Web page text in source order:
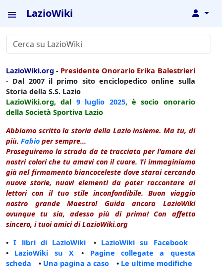
LazioWiki ↓
LazioWiki.org - Presidente Onorario Erika Balestrieri
- Dal 2007 il primo sito enciclopedico online sulla
Storia della S.S. Lazio
LazioWiki.org, dal 9 luglio 2025, è socio onorario
della Società Sportiva Lazio
Abbiamo scritto la storia della Lazio insieme. Ma tu, di
più. Fabio per sempre...
Proseguiremo la strada da te tracciata per l'amore dei
nostri colori che tu amavi con il cuore. Ti immaginiamo
già nel firmamento biancoceleste dove starai cercando
nuove storie, nuovi elementi da poter raccontare ai
lettori con il tuo stile inconfondibile. Buon viaggio
nostro grande Maestro! Guida ancora LazioWiki
ovunque tu sia, adesso più di prima! Con affetto
sincero, i tuoi amici di LazioWiki.org
•I libri di LazioWiki • LazioWiki su Facebook
• LazioWiki su X • Pagine collegate a questa
scheda • Una pagina a caso • Le ultime modifiche